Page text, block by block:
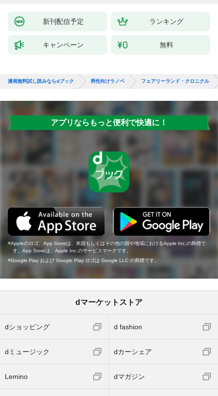
新刊配信予定 ランキング
キャンペーン 無料
漫画無料試し読みならdブック 男性向けラノベ フェアリーランド・クロニクル
アプリならもっと便利で快適に！
Appleのロゴ、App Storeは、米国もしくはその他の国や地域におけるApple Inc.の商標で
す。App Storeは、Apple Inc.のサービスマークです。
Google Play および Google Play ロゴは Google LLC の商標です。
dマーケットストア
dショッピング d fashion
dミュージック dカーシェア
Lemino dマガジン